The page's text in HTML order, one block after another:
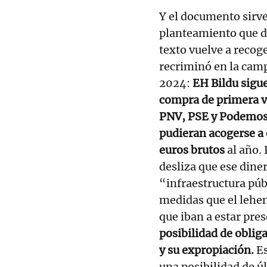
Y el documento
planteamiento que
texto vuelve a
recriminó en la
2024: EH Bildu
compra de primera
PNV, PSE y
pudieran acogerse
euros brutosal año.
desliza que ese
“infraestructura
medidas que el
que iban a estar
posibilidad de
y su expropiación.